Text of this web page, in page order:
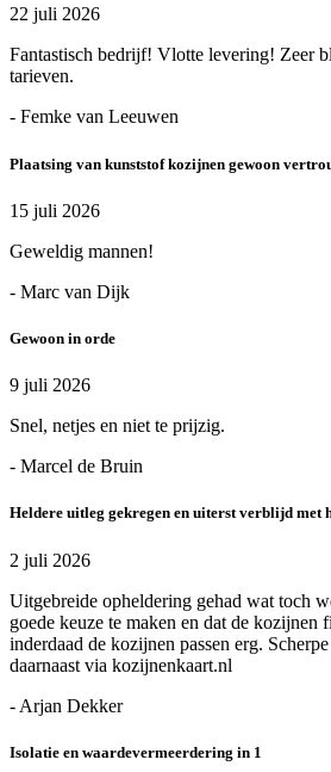
22 juli 2026
Fantastisch bedrijf! Vlotte levering! Zeer
tarieven.
- Femke van Leeuwen
Plaatsing van kunststof kozijnen gewoon
15 juli 2026
Geweldig mannen!
- Marc van Dijk
Gewoon in orde
9 juli 2026
Snel, netjes en niet te prijzig.
- Marcel de Bruin
Heldere uitleg gekregen en uiterst verblijd met
2 juli 2026
Uitgebreide opheldering gehad wat toch
goede keuze te maken en dat de kozijnen
inderdaad de kozijnen passen erg.
daarnaast via kozijnenkaart.nl
- Arjan Dekker
Isolatie en waardevermeerdering in 1